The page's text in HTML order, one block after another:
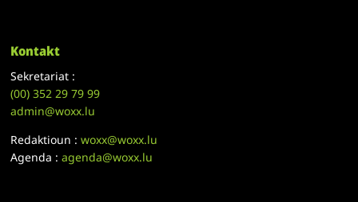
Kontakt
Sekretariat :
(00)352 29 79 99
admin@woxx.lu
Redaktioun :woxx@woxx.lu
Agenda :agenda@woxx.lu